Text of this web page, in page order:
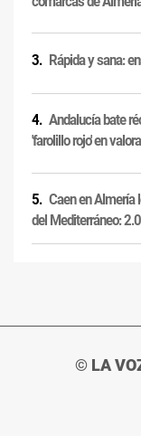
Rápida y sana:
Andalucía bate
'farolillo rojo' en
Caen en Almería
del Mediterráneo:
© LA